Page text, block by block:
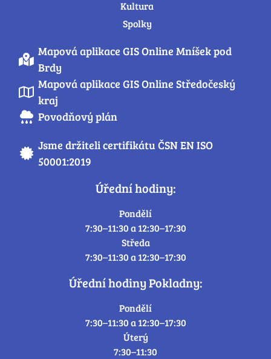
Kultura
Spolky
Mapová aplikace GIS Online Mníšek pod
Brdy
Mapová aplikace GIS Online Středočeský
kraj
Povodňový plán
Jsme držiteli certifikátu ČSN EN ISO
50001:2019
Úřední hodiny:
Pondělí
7:30–11:30 a 12:30–17:30
Středa
7:30–11:30 a 12:30–17:30
Úřední hodiny Pokladny:
Pondělí
7:30–11:30 a 12:30–17:30
Úterý
7:30–11:30